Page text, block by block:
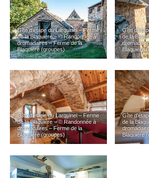
Gîte d’étape du Larquinel – Ferme
de la Blaquière – © Randonnée à
dromadaires – Ferme de la
Blaquière (groupes)
Gîte
de la
Blaquière
Gîte d’étape du Larquinel – Ferme
de la Blaquière – © Randonnée à
dromadaires – Ferme de la
Blaquière (groupes)
Gîte
de la
Blaquière